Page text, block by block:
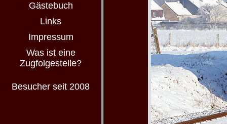
Gästebuch
Links
Impressum
Was ist eine
Zugfolgestelle?
Besucher seit 2008